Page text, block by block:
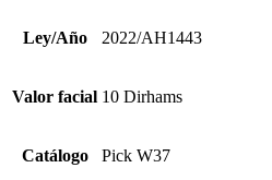
Ley/Año 2022/AH1443
Valor facial 10 Dirhams
Catálogo Pick W37